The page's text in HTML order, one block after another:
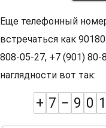
Еще телефонный
встречаться как
808-05-27, +7 (901) 80-
наглядности вот так:
+ 7 − 9 0 1